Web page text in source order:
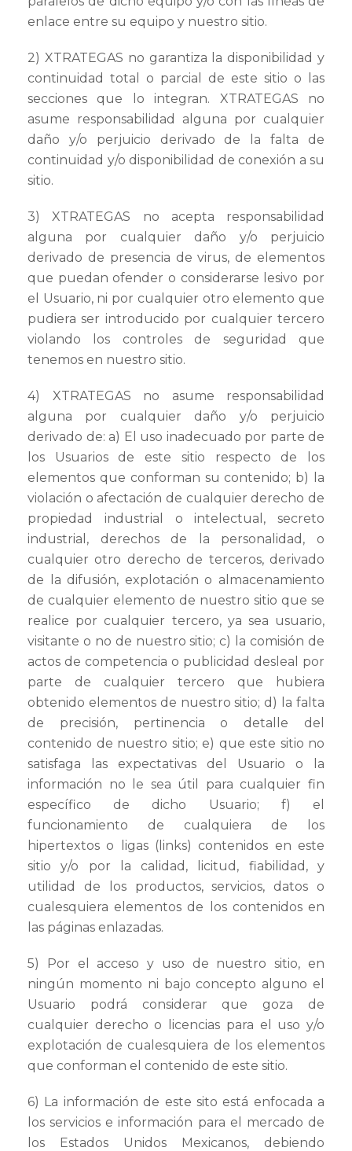
enlace entre su equipo y nuestro sitio.
2) XTRATEGAS no garantiza la disponibilidad y
continuidad total o parcial de este sitio o las
secciones que lo integran. XTRATEGAS no
asume responsabilidad alguna por cualquier
daño y/o perjuicio derivado de la falta de
continuidad y/o disponibilidad de conexión a su
sitio.
3) XTRATEGAS no acepta responsabilidad
alguna por cualquier daño y/o perjuicio
derivado de presencia de virus, de elementos
que puedan ofender o considerarse lesivo por
el Usuario, ni por cualquier otro elemento que
pudiera ser introducido por cualquier tercero
violando los controles de seguridad que
tenemos en nuestro sitio.
4) XTRATEGAS no asume responsabilidad
alguna por cualquier daño y/o perjuicio
derivado de: a) El uso inadecuado por parte de
los Usuarios de este sitio respecto de los
elementos que conforman su contenido; b) la
violación o afectación de cualquier derecho de
propiedad industrial o intelectual, secreto
industrial, derechos de la personalidad, o
cualquier otro derecho de terceros, derivado
de la difusión, explotación o almacenamiento
de cualquier elemento de nuestro sitio que se
realice por cualquier tercero, ya sea usuario,
visitante o no de nuestro sitio; c) la comisión de
actos de competencia o publicidad desleal por
parte de cualquier tercero que hubiera
obtenido elementos de nuestro sitio; d) la falta
de precisión, pertinencia o detalle del
contenido de nuestro sitio; e) que este sitio no
satisfaga las expectativas del Usuario o la
información no le sea útil para cualquier fin
específico de dicho Usuario; f) el
funcionamiento de cualquiera de los
hipertextos o ligas (links) contenidos en este
sitio y/o por la calidad, licitud, fiabilidad, y
utilidad de los productos, servicios, datos o
cualesquiera elementos de los contenidos en
las páginas enlazadas.
5) Por el acceso y uso de nuestro sitio, en
ningún momento ni bajo concepto alguno el
Usuario podrá considerar que goza de
cualquier derecho o licencias para el uso y/o
explotación de cualesquiera de los elementos
que conforman el contenido de este sitio.
6) La información de este sito está enfocada a
los servicios e información para el mercado de
los Estados Unidos Mexicanos, debiendo